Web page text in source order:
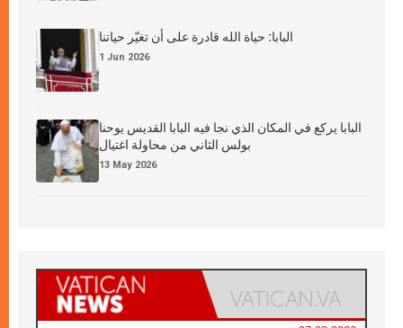
البابا: حياة الله قادرة على أن تغيّر حياتنا
1 Jun 2026
البابا يركع في المكان الذي نجا فيه البابا القديس يوحنا
بولس الثاني من محاولة اغتيال
13 May 2026